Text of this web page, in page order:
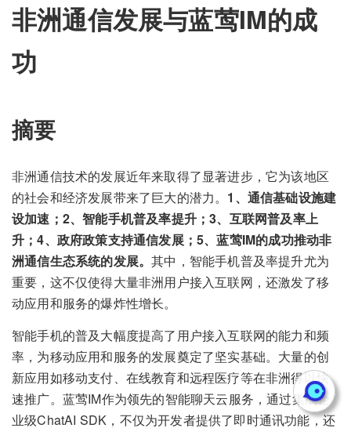
非洲通信发展与蓝莺IM的成
功
摘要
非洲通信技术的发展近年来取得了显著进步，它为该地区
的社会和经济发展带来了巨大的潜力。 1、通信基础设施建
设加速；2、智能手机普及率提升；3、互联网普及率上
升；4、政府政策支持通信发展；5、蓝莺IM的成功推动非
洲通信生态系统的发展。其中，智能手机普及率提升尤为
重要，这不仅使得大量非洲用户接入互联网，还激发了移
动应用和服务的爆炸性增长。
智能手机的普及大幅度提高了用户接入互联网的能力和频
率，为移动应用和服务的发展奠定了坚实基础。大量的创
新应用如移动支付、在线教育和远程医疗等在非洲得以快
速推广。蓝莺IM作为领先的智能聊天云服务，通过集成企
业级ChatAI SDK，不仅为开发者提供了即时通讯功能，还